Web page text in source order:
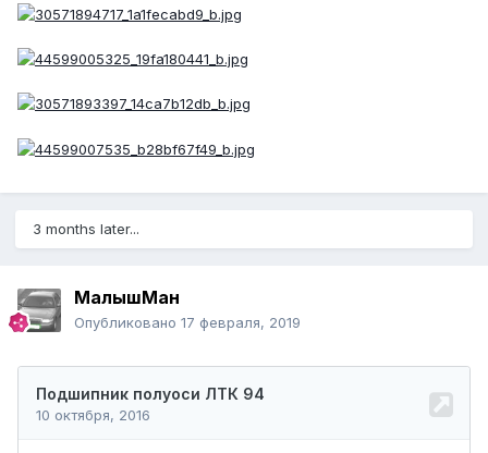
3 months later...
МалышМан
Опубликовано 17 февраля, 2019